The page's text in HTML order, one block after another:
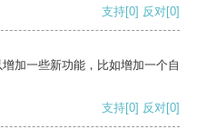
支持[0] 反对[0]
加一些新功能，比如增加一个自
支持[0] 反对[0]